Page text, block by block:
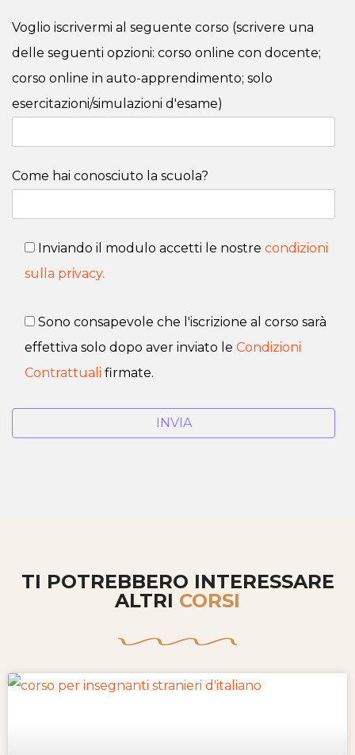
Voglio iscrivermi al seguente corso (scrivere una
delle seguenti opzioni: corso online con docente;
corso online in auto-apprendimento; solo
esercitazioni/simulazioni d'esame)
Come hai conosciuto la scuola?
Inviando il modulo accetti le nostrecondizioni
sulla privacy.
Sono consapevole che l'iscrizione al corso sarà
effettiva solo dopo aver inviato leCondizioni
Contrattuali firmate.
TI POTREBBERO INTERESSARE
ALTRI CORSI